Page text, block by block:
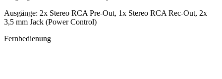
Ausgänge: 2x Stereo RCA Pre-Out, 1x Stereo RCA Rec-Out, 2x
3,5 mm Jack (Power Control)
Fernbedienung